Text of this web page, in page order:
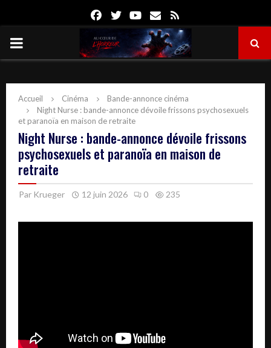
FacebookTwitterYoutube
Email
PRIMARY
Accueil Cinéma
Bande-annonce cinéma
Night Nurse : bande-annonce dévoile frissons psychosexuels
et paranoïa en maison de retraite
Night Nurse : bande-annonce dévoile frissons
psychosexuels et paranoïa en maison de
retraite
Par Krueger 12 juin 2026 0 235